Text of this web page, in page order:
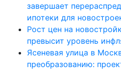
завершает
ипотеки для
Рост цен на
превысит уровень
Ясеневая улица в
преобразованию: